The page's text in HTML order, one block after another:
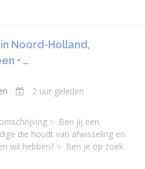
Noord-Holland,
• …
2 uur geleden
✨ Ben jij een
die houdt van afwisseling en
wil hebben? ✨ Ben je op zoek